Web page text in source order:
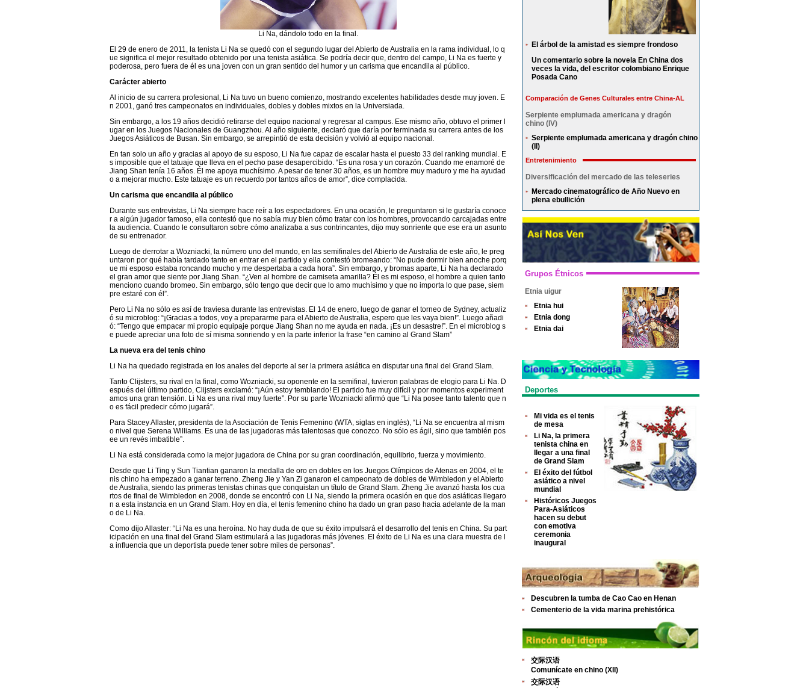
Li Na, dándolo todo en la final.
El 29 de enero de 2011, la tenista Li Na se quedó con el segundo lugar del Abierto de Australia en la rama individual, lo q
ue significa el mejor resultado obtenido por una tenista asiática. Se podría decir que, dentro del campo, Li Na es fuerte y
poderosa, pero fuera de él es una joven con un gran sentido del humor y un carisma que encandila al público.
Carácter abierto
Al inicio de su carrera profesional, Li Na tuvo un bueno comienzo, mostrando excelentes habilidades desde muy joven. E
n 2001, ganó tres campeonatos en individuales, dobles y dobles mixtos en la Universiada.
Sin embargo, a los 19 años decidió retirarse del equipo nacional y regresar al campus. Ese mismo año, obtuvo el primer l
ugar en los Juegos Nacionales de Guangzhou. Al año siguiente, declaró que daría por terminada su carrera antes de los
Juegos Asiáticos de Busan. Sin embargo, se arrepintió de esta decisión y volvió al equipo nacional.
En tan solo un año y gracias al apoyo de su esposo, Li Na fue capaz de escalar hasta el puesto 33 del ranking mundial. E
s imposible que el tatuaje que lleva en el pecho pase desapercibido. “Es una rosa y un corazón. Cuando me enamoré de
Jiang Shan tenía 16 años. Él me apoya muchísimo. A pesar de tener 30 años, es un hombre muy maduro y me ha ayudad
o a mejorar mucho. Este tatuaje es un recuerdo por tantos años de amor”, dice complacida.
Un carisma que encandila al público
Durante sus entrevistas, Li Na siempre hace reír a los espectadores. En una ocasión, le preguntaron si le gustaría conoce
r a algún jugador famoso, ella contestó que no sabía muy bien cómo tratar con los hombres, provocando carcajadas entre
la audiencia. Cuando le consultaron sobre cómo analizaba a sus contrincantes, dijo muy sonriente que ese era un asunto
de su entrenador.
Luego de derrotar a Wozniacki, la número uno del mundo, en las semifinales del Abierto de Australia de este año, le preg
untaron por qué había tardado tanto en entrar en el partido y ella contestó bromeando: “No pude dormir bien anoche porq
ue mi esposo estaba roncando mucho y me despertaba a cada hora”. Sin embargo, y bromas aparte, Li Na ha declarado
el gran amor que siente por Jiang Shan. “¿Ven al hombre de camiseta amarilla? Él es mi esposo, el hombre a quien tanto
menciono cuando bromeo. Sin embargo, sólo tengo que decir que lo amo muchísimo y que no importa lo que pase, siem
pre estaré con él”.
Pero Li Na no sólo es así de traviesa durante las entrevistas. El 14 de enero, luego de ganar el torneo de Sydney, actualiz
ó su microblog: “¡Gracias a todos, voy a prepararme para el Abierto de Australia, espero que les vaya bien!”. Luego añadi
ó: “Tengo que empacar mi propio equipaje porque Jiang Shan no me ayuda en nada. ¡Es un desastre!”. En el microblog s
e puede apreciar una foto de sí misma sonriendo y en la parte inferior la frase “en camino al Grand Slam”
La nueva era del tenis chino
Li Na ha quedado registrada en los anales del deporte al ser la primera asiática en disputar una final del Grand Slam.
Tanto Clijsters, su rival en la final, como Wozniacki, su oponente en la semifinal, tuvieron palabras de elogio para Li Na. D
espués del último partido, Clijsters exclamó: “¡Aún estoy temblando! El partido fue muy difícil y por momentos experiment
amos una gran tensión. Li Na es una rival muy fuerte”. Por su parte Wozniacki afirmó que “Li Na posee tanto talento que n
o es fácil predecir cómo jugará”.
Para Stacey Allaster, presidenta de la Asociación de Tenis Femenino (WTA, siglas en inglés), “Li Na se encuentra al mism
o nivel que Serena Williams. Es una de las jugadoras más talentosas que conozco. No sólo es ágil, sino que también pos
ee un revés imbatible”.
Li Na está considerada como la mejor jugadora de China por su gran coordinación, equilibrio, fuerza y movimiento.
Desde que Li Ting y Sun Tiantian ganaron la medalla de oro en dobles en los Juegos Olímpicos de Atenas en 2004, el te
nis chino ha empezado a ganar terreno. Zheng Jie y Yan Zi ganaron el campeonato de dobles de Wimbledon y el Abierto
de Australia, siendo las primeras tenistas chinas que conquistan un título de Grand Slam. Zheng Jie avanzó hasta los cua
rtos de final de Wimbledon en 2008, donde se encontró con Li Na, siendo la primera ocasión en que dos asiáticas llegaro
n a esta instancia en un Grand Slam. Hoy en día, el tenis femenino chino ha dado un gran paso hacia adelante de la man
o de Li Na.
Como dijo Allaster: “Li Na es una heroína. No hay duda de que su éxito impulsará el desarrollo del tenis en China. Su part
icipación en una final del Grand Slam estimulará a las jugadoras más jóvenes. El éxito de Li Na es una clara muestra de l
a influencia que un deportista puede tener sobre miles de personas”.
El árbol de la amistad es siempre frondoso
Un comentario sobre la novela En China dos
veces la vida, del escritor colombiano Enrique
Posada Cano
Comparación de Genes Culturales entre China-AL
Serpiente emplumada americana y dragón
chino (IV)
Serpiente emplumada americana y dragón chino
(II)
Entretenimiento
Diversificación del mercado de las teleseries
Mercado cinematográfico de Año Nuevo en
plena ebullición
Grupos Étnicos
Etnia uigur
Etnia hui
Etnia dong
Etnia dai
Deportes
Mi vida es el tenis
de mesa
Li Na, la primera
tenista china en
llegar a una final
de Grand Slam
El éxito del fútbol
asiático a nivel
mundial
Históricos Juegos
Para-Asiáticos
hacen su debut
con emotiva
ceremonia
inaugural
Descubren la tumba de Cao Cao en Henan
Cementerio de la vida marina prehistórica
交际汉语
Comunícate en chino (XII)
交际汉语